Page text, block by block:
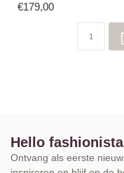
€179,00
Hello
Ontvang als eerste